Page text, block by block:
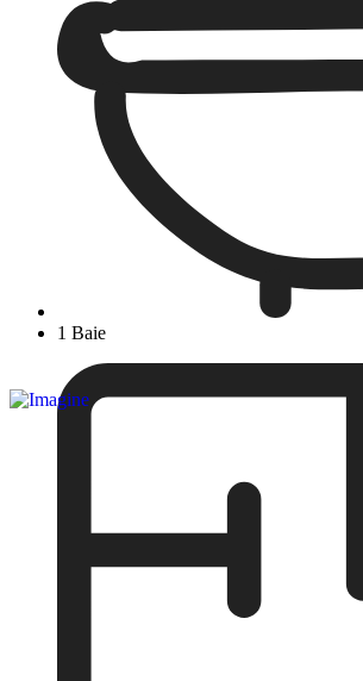
1 Baie